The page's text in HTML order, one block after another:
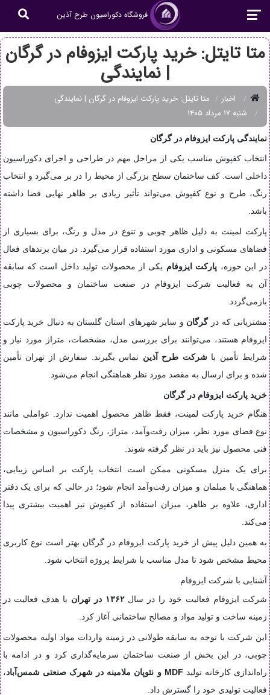
فروشگاه دکوراسیون طرح آذین
متا تایتل: خرید پارکت ایزوفام در گرگان
| نمایندگی
اخبار
متا تایتل: خرید پارکت ایزوفام در گرگان | نمایندگی
شنبه ۱۷ مرداد ۱۴۰۵
نمایندگی پارکت ایزوفام در گرگان
انتخاب کفپوش مناسب یکی از مراحل مهم در طراحی و اجرای دکوراسیون
داخلی است. کف ساختمان سطح بزرگی از محیط را در بر می‌گیرد و انتخاب
رنگ، طرح و نوع کفپوش می‌تواند تأثیر زیادی بر ظاهر نهایی فضا داشته
باشد.
پارکت لمینت به دلیل ظاهر چوبی و تنوع در مدل و رنگ، برای بسیاری از
فضاهای مسکونی و اداری مورد استفاده قرار می‌گیرد. در میان برندهای فعال
در این حوزه، پارکت ایزوفام یکی از محصولات تولید داخل است که سابقه
آن به فعالیت شرکت ایزوفام در صنعت ساختمان و محصولات چوبی
بازمی‌گردد.
مشتریانی که درگرگان و سایر شهرهای استان گلستان به دنبال خرید پارکت
ایزوفام هستند، می‌توانند برای بررسی مدل، مشخصات، متراژ مورد نیاز و
شرایط تأمین باشرکت طرح آذین تماس بگیرند. سفارش از تهران تأمین
شده و برای ارسال به مقصد مورد نظر هماهنگی انجام می‌شود.
خرید پارکت ایزوفام در گرگان
هنگام خرید پارکت لمینت، فقط ظاهر محصول اهمیت ندارد. عواملی مانند
نوع فضای مورد نظر، میزان رفت‌وآمد، متراژ، رنگ دکوراسیون و مشخصات
فنی محصول نیز باید در نظر گرفته شوند.
برای یک منزل مسکونی ممکن است انتخاب پارکت بر اساس زیبایی،
هماهنگی با مبلمان و میزان رفت‌وآمد انجام شود؛ در حالی که برای یک دفتر
اداری، علاوه بر ظاهر، میزان استفاده از کفپوش نیز اهمیت بیشتری پیدا
می‌کند.
به همین دلیل پیش از خرید پارکت ایزوفام در گرگان بهتر است نوع کاربری
محیط مشخص شود تا مدل مناسب با شرایط پروژه انتخاب شود.
آشنایی با شرکت ایزوفام
شرکت ایزوفام فعالیت خود را در سال۱۳۶۲ در تهران
با هدف فعالیت در
زمینه ساخت و تولید مواد و مصالح ساختمانی آغاز کرد.
این شرکت با توجه به سابقه طولانی در زمینه واردات مواد اولیه محصولات
چوبی، در این بخش از صنعت ساختمان سرمایه‌گذاری کرد و در ادامه با
راه‌اندازی کارخانه تولید MDF و نئوپان ملامینه در شهرک صنعتی شمس‌آباد
،
فعالیت تولیدی خود را گسترش داد.